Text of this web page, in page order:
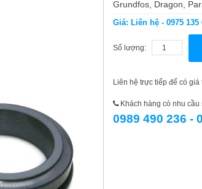
Grundfos, Dragon,
Giá: Liên hệ - 0975 135
Số lượng:
Liên hệ trực tiếp để có giá
Khách hàng có nhu cầu
0989 490 236 -